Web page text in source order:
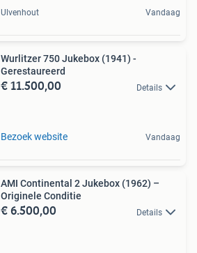
Ulvenhout Vandaag
Wurlitzer 750 Jukebox (1941) -
Gerestaureerd
€ 11.500,00 Details
Bezoek website Vandaag
AMI Continental 2 Jukebox (1962) –
Originele Conditie
€ 6.500,00 Details